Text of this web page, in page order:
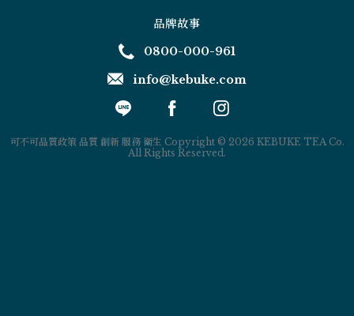
品牌故事
0800-000-961
info@kebuke.com
可不可品質政策 品質 創新 服務 衛生 Copyright © 2026 KEBUKE TEA Co.
All Rights Reserved.